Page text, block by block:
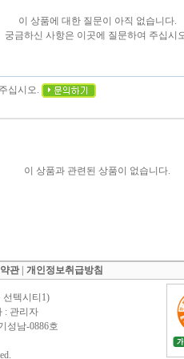
이 상품에 대한 질문이 아직 없습니다.
궁금하신 사항은 이곳에 질문하여 주십시
십시오.
이 상품과 관련된 상품이 없습니다.
관| 개인정보취급방침
선텍시티1)
: 관리자
성남-0886호